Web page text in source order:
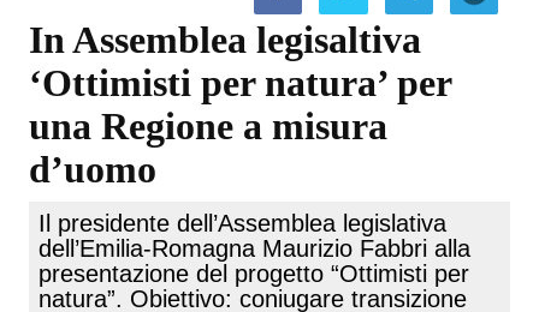
In Assemblea legisaltiva
‘Ottimisti per natura’ per
una Regione a misura
d’uomo
Il presidente dell’Assemblea legislativa
dell’Emilia-Romagna Maurizio Fabbri alla
presentazione del progetto “Ottimisti per
natura”. Obiettivo: coniugare transizione